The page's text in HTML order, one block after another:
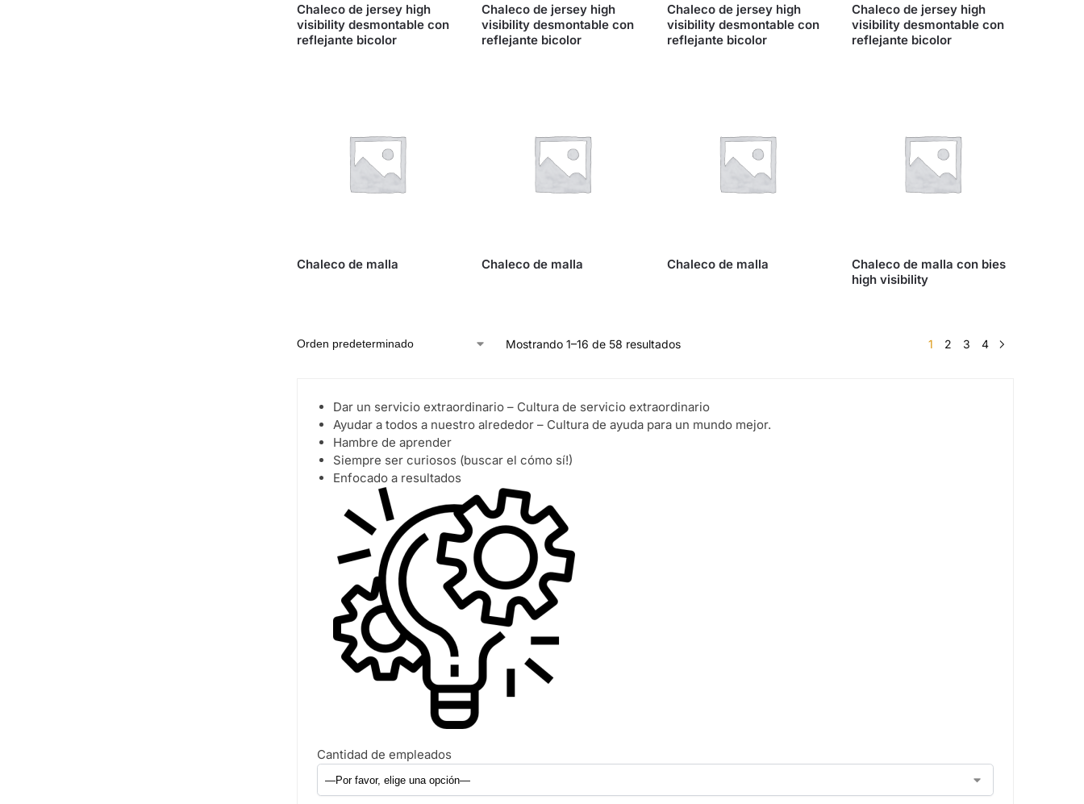
Chaleco de jersey high
visibility desmontable con
reflejante bicolor
Chaleco de jersey high
visibility desmontable con
reflejante bicolor
Chaleco de jersey high
visibility desmontable con
reflejante bicolor
Chaleco de jersey high
visibility desmontable con
reflejante bicolor
Chaleco de malla Chaleco de malla Chaleco de malla
Chaleco de malla con bies
high visibility
Mostrando 1–16 de 58 resultados 1 2 3 4
Dar un servicio extraordinario – Cultura de servicio extraordinario
Ayudar a todos a nuestro alrededor – Cultura de ayuda para un mundo mejor.
Hambre de aprender
Siempre ser curiosos (buscar el cómo sí!)
Enfocado a resultados
Cantidad de empleados